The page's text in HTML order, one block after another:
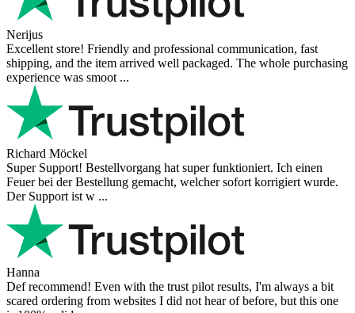
Nerijus
Excellent store! Friendly and professional communication, fast
shipping, and the item arrived well packaged. The whole purchasing
experience was smoot ...
Richard Möckel
Super Support! Bestellvorgang hat super funktioniert. Ich einen
Feuer bei der Bestellung gemacht, welcher sofort korrigiert wurde.
Der Support ist w ...
Hanna
Def recommend! Even with the trust pilot results, I'm always a bit
scared ordering from websites I did not hear of before, but this one